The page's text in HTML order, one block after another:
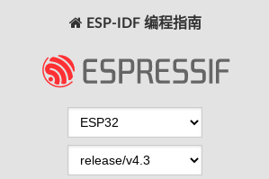
ESP-IDF 编程指南